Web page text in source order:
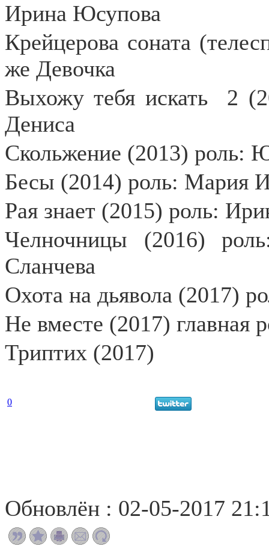
Ирина Юсупова
Крейцерова соната
же Девочка
Выхожу тебя искать
2
Дениса
Скольжение (2013) роль:
Бесы (2014) роль: Мария
Рая знает (2015) роль:
Челночницы (2016)
Сланчева
Охота на дьявола (2017)
Не вместе (2017) главная
Триптих (2017)
0
Обновлён : 02-05-2017